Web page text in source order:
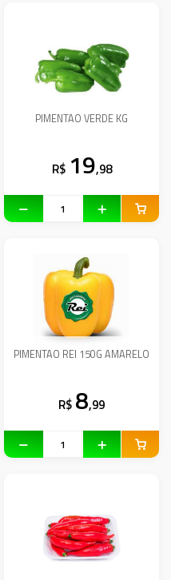
PIMENTAO VERDE KG
R$ 19,98
PIMENTAO REI 150G AMARELO
R$ 8,99